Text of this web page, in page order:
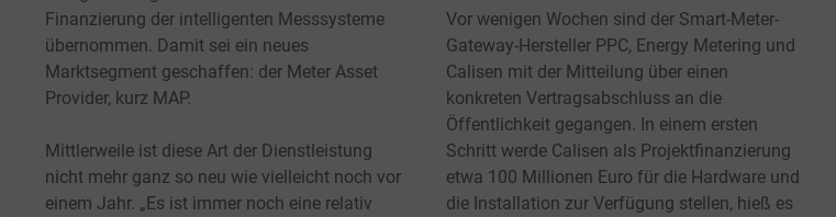
Finanzierung der intelligenten Messsysteme
übernommen. Damit sei ein neues
Marktsegment geschaffen: der Meter Asset
Provider, kurz MAP.
Mittlerweile ist diese Art der Dienstleistung
nicht mehr ganz so neu wie vielleicht noch vor
einem Jahr. „Es ist immer noch eine relativ
Vor wenigen Wochen sind der Smart-Meter-
Gateway-Hersteller PPC, Energy Metering und
Calisen mit der Mitteilung über einen
konkreten Vertragsabschluss an die
Öffentlichkeit gegangen. In einem ersten
Schritt werde Calisen als Projektfinanzierung
etwa 100 Millionen Euro für die Hardware und
die Installation zur Verfügung stellen, hieß es